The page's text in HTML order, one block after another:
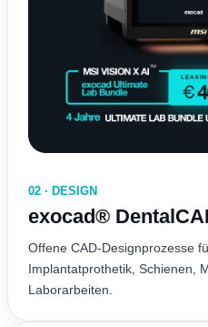
02 · DESIGN
exocad®
Offene CAD-Designprozesse
Implantatprothetik, Schienen,
Laborarbeiten.